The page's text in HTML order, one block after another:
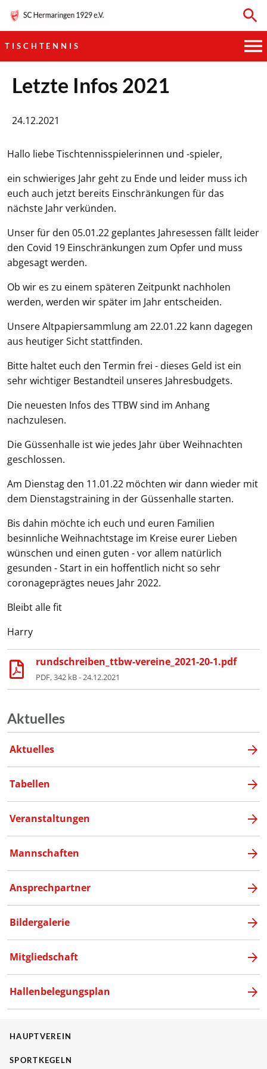
TISCHTENNIS
HAUPTVEREIN
TISCHTENNIS
BOGENSCHIESSEN
Letzte Infos 2021
24.12.2021
Hallo liebe Tischtennisspielerinnen und -spieler,
ein schwieriges Jahr geht zu Ende und leider muss ich
euch auch jetzt bereits Einschränkungen für das
nächste Jahr verkünden.
Unser für den 05.01.22 geplantes Jahresessen fällt leider
den Covid 19 Einschränkungen zum Opfer und muss
abgesagt werden.
Ob wir es zu einem späteren Zeitpunkt nachholen
werden, werden wir später im Jahr entscheiden.
Unsere Altpapiersammlung am 22.01.22 kann dagegen
aus heutiger Sicht stattfinden.
Bitte haltet euch den Termin frei - dieses Geld ist ein
sehr wichtiger Bestandteil unseres Jahresbudgets.
Die neuesten Infos des TTBW sind im Anhang
nachzulesen.
Die Güssenhalle ist wie jedes Jahr über Weihnachten
geschlossen.
Am Dienstag den 11.01.22 möchten wir dann wieder mit
dem Dienstagstraining in der Güssenhalle starten.
Bis dahin möchte ich euch und euren Familien
besinnliche Weihnachtstage im Kreise eurer Lieben
wünschen und einen guten - vor allem natürlich
gesunden - Start in ein hoffentlich nicht so sehr
coronageprägtes neues Jahr 2022.
Bleibt alle fit
Harry
rundschreiben_ttbw-vereine_2021-20-1.pdf
PDF, 342 kB - 24.12.2021
Aktuelles
Aktuelles
Tabellen
Veranstaltungen
Mannschaften
Ansprechpartner
Bildergalerie
Mitgliedschaft
Hallenbelegungsplan
HAUPTVEREIN
SPORTKEGELN